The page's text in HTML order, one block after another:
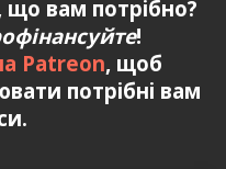
вам потрібно?
!
Patreon, щоб
потрібні вам